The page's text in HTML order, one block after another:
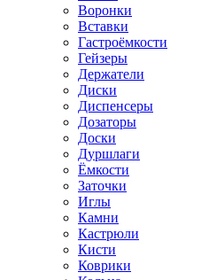
Воронки
Вставки
Гастроёмкости
Гейзеры
Держатели
Диски
Диспенсеры
Дозаторы
Доски
Дуршлаги
Ёмкости
Заточки
Иглы
Камни
Кастрюли
Кисти
Коврики